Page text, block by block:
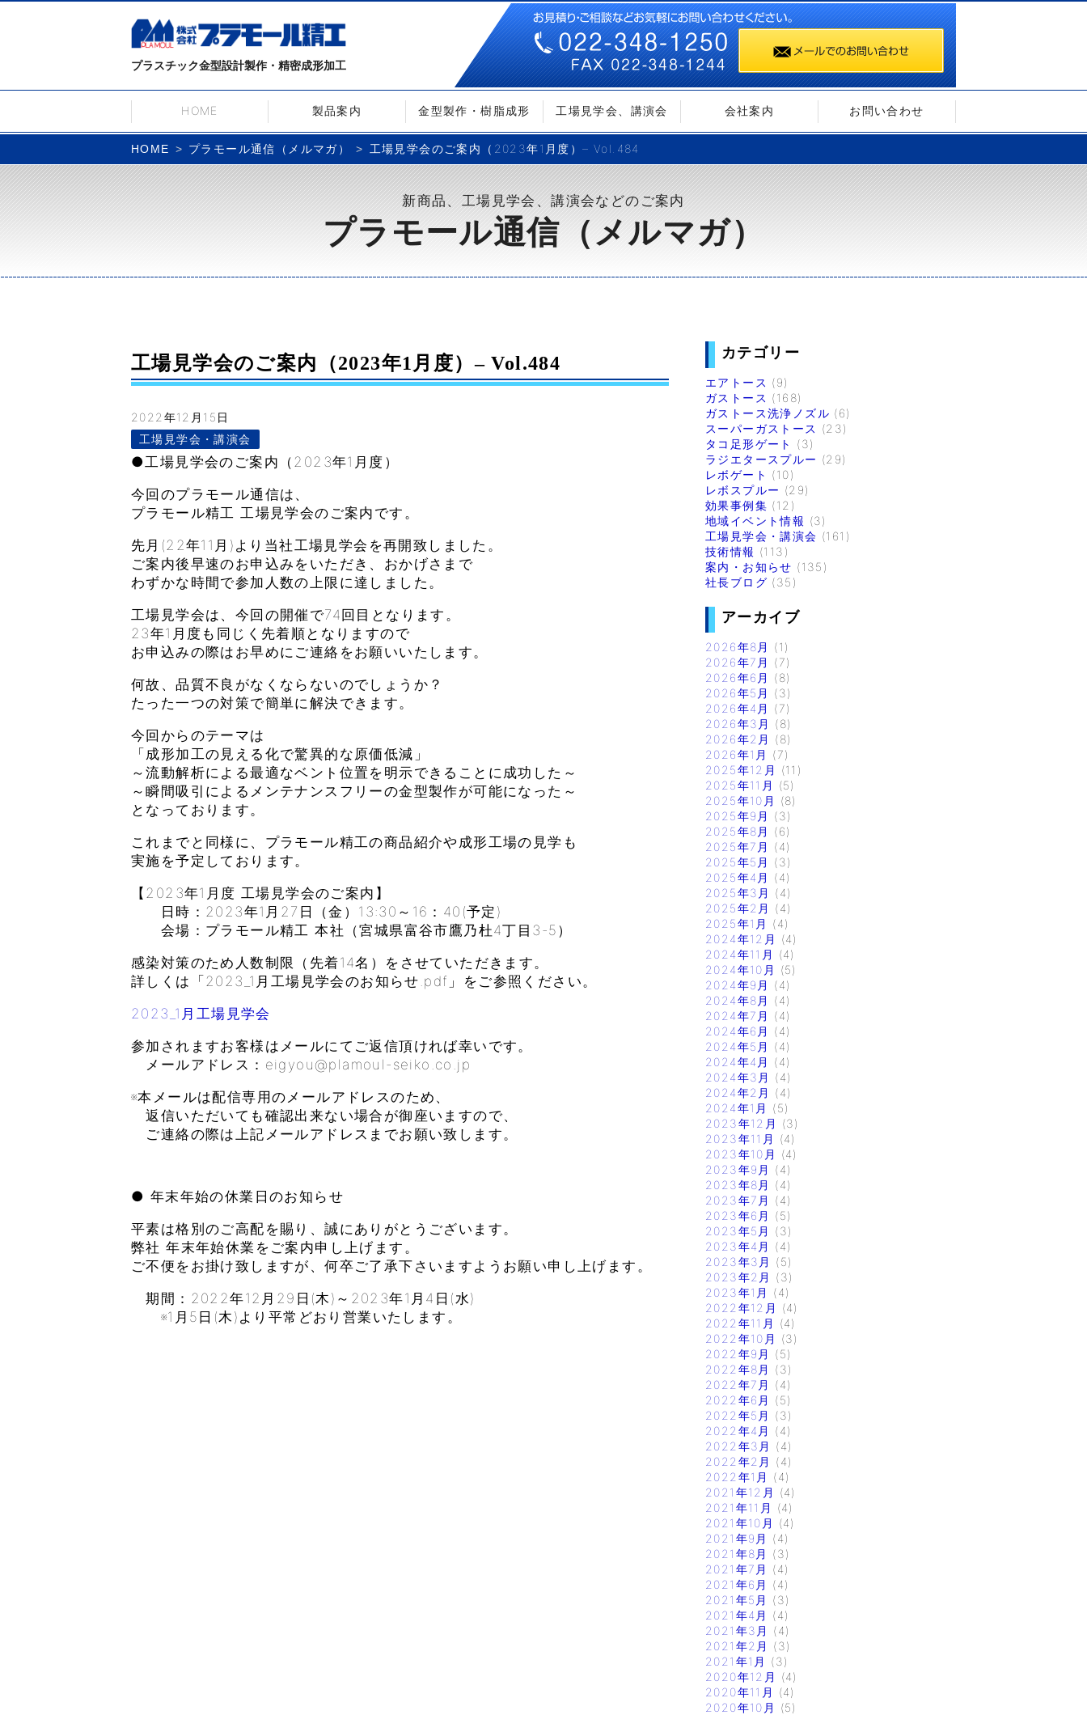
プラスチック金型設計製作・精密成形加工
HOME 製品案内 金型製作・樹脂成形 工場見学会、講演会 会社案内 お問い合わせ
HOME プラモール通信（メルマガ） 工場見学会のご案内（2023年1月度）– Vol.484
新商品、工場見学会、講演会などのご案内
プラモール通信（メルマガ）
工場見学会のご案内（2023年1月度）– Vol.484
2022年12月15日
工場見学会・講演会
●工場見学会のご案内（2023年1月度）
今回のプラモール通信は、
プラモール精工 工場見学会のご案内です。
先月(22年11月)より当社工場見学会を再開致しました。
ご案内後早速のお申込みをいただき、おかげさまで
わずかな時間で参加人数の上限に達しました。
工場見学会は、今回の開催で74回目となります。
23年1月度も同じく先着順となりますので
お申込みの際はお早めにご連絡をお願いいたします。
何故、品質不良がなくならないのでしょうか？
たった一つの対策で簡単に解決できます。
今回からのテーマは
「成形加工の見える化で驚異的な原価低減」
～流動解析による最適なベント位置を明示できることに成功した～
～瞬間吸引によるメンテナンスフリーの金型製作が可能になった～
となっております。
これまでと同様に、プラモール精工の商品紹介や成形工場の見学も
実施を予定しております。
【2023年1月度 工場見学会のご案内】
日時：2023年1月27日（金）13:30～16：40(予定)
会場：プラモール精工 本社（宮城県富谷市鷹乃杜4丁目3-5）
感染対策のため人数制限（先着14名）をさせていただきます。
詳しくは「2023_1月工場見学会のお知らせ.pdf」をご参照ください。
2023_1月工場見学会
参加されますお客様はメールにてご返信頂ければ幸いです。
メールアドレス：eigyou@plamoul-seiko.co.jp
※本メールは配信専用のメールアドレスのため、
返信いただいても確認出来ない場合が御座いますので、
ご連絡の際は上記メールアドレスまでお願い致します。
● 年末年始の休業日のお知らせ
平素は格別のご高配を賜り、誠にありがとうございます。
弊社 年末年始休業をご案内申し上げます。
ご不便をお掛け致しますが、何卒ご了承下さいますようお願い申し上げます。
期間：2022年12月29日(木)～2023年1月4日(水)
※1月5日(木)より平常どおり営業いたします。
カテゴリー
エアトース (9)
ガストース (168)
ガストース洗浄ノズル (6)
スーパーガストース (23)
タコ足形ゲート
(3)
ラジエタースプルー (29)
レボゲート (10)
レボスプルー (29)
効果事例集 (12)
地域イベント情報 (3)
工場見学会・講演会 (161)
技術情報 (113)
案内・お知らせ (135)
社長ブログ (35)
アーカイブ
2026年8月
(1)
2026年7月
(7)
2026年6月
(8)
2026年5月
(3)
2026年4月
(7)
2026年3月
(8)
2026年2月
(8)
2026年1月
(7)
2025年12月
(11)
2025年11月
(5)
2025年10月
(8)
2025年9月
(3)
2025年8月
(6)
2025年7月
(4)
2025年5月
(3)
2025年4月
(4)
2025年3月
(4)
2025年2月
(4)
2025年1月
(4)
2024年12月
(4)
2024年11月
(4)
2024年10月
(5)
2024年9月
(4)
2024年8月
(4)
2024年7月
(4)
2024年6月
(4)
2024年5月
(4)
2024年4月
(4)
2024年3月
(4)
2024年2月
(4)
2024年1月
(5)
2023年12月
(3)
2023年11月
(4)
2023年10月
(4)
2023年9月
(4)
2023年8月
(4)
2023年7月
(4)
2023年6月
(5)
2023年5月
(3)
2023年4月
(4)
2023年3月
(5)
2023年2月
(3)
2023年1月
(4)
2022年12月
(4)
2022年11月
(4)
2022年10月
(3)
2022年9月
(5)
2022年8月
(3)
2022年7月
(4)
2022年6月
(5)
2022年5月
(3)
2022年4月
(4)
2022年3月
(4)
2022年2月
(4)
2022年1月
(4)
2021年12月
(4)
2021年11月
(4)
2021年10月
(4)
2021年9月
(4)
2021年8月
(3)
2021年7月
(4)
2021年6月
(4)
2021年5月
(3)
2021年4月
(4)
2021年3月
(4)
2021年2月
(3)
2021年1月
(3)
2020年12月
(4)
2020年11月
(4)
2020年10月
(5)